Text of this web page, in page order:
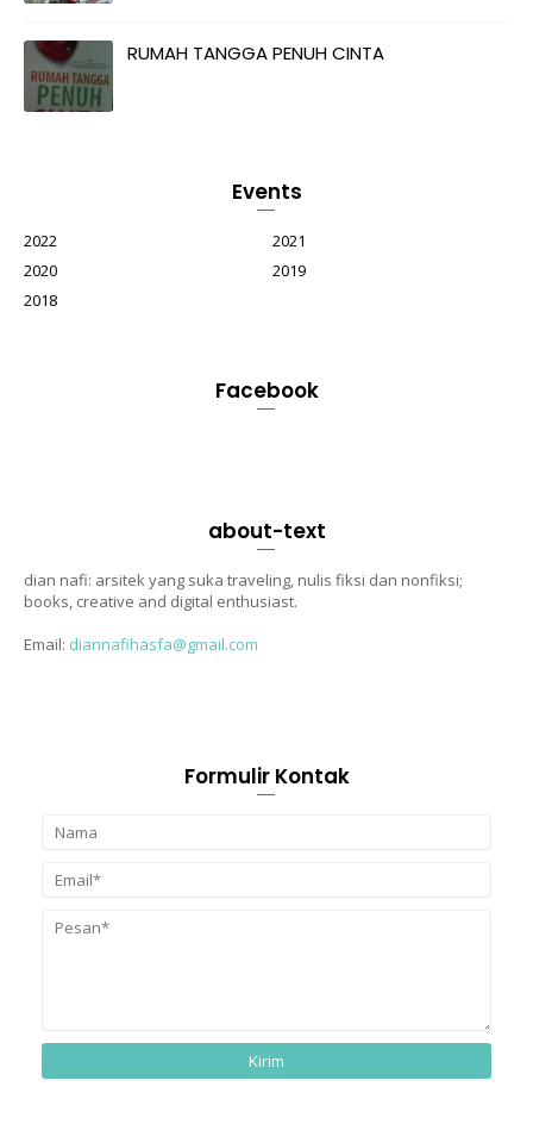
RUMAH TANGGA PENUH CINTA
Events
2022
2021
2020
2019
2018
Facebook
about-text
dian nafi: arsitek yang suka traveling, nulis fiksi dan nonfiksi;
books, creative and digital enthusiast.
Email: diannafihasfa@gmail.com
Formulir Kontak